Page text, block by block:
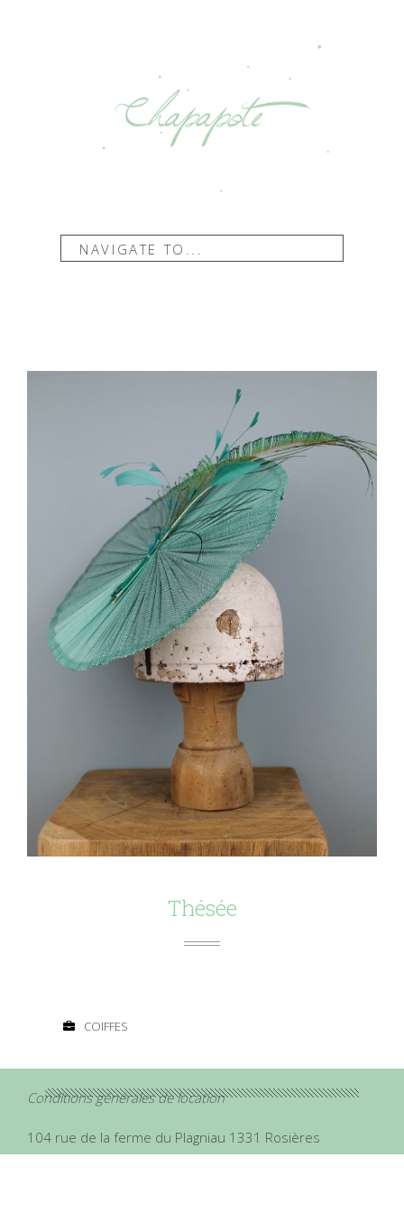
NAVIGATE TO...
Thésée
COIFFES
Conditions générales de location
104 rue de la ferme du Plagniau 1331 Rosières
chapapote.hats@gmail.com